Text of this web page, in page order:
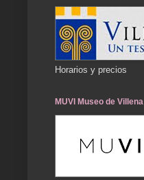
Horarios y precios
MUVI Museo de Villena